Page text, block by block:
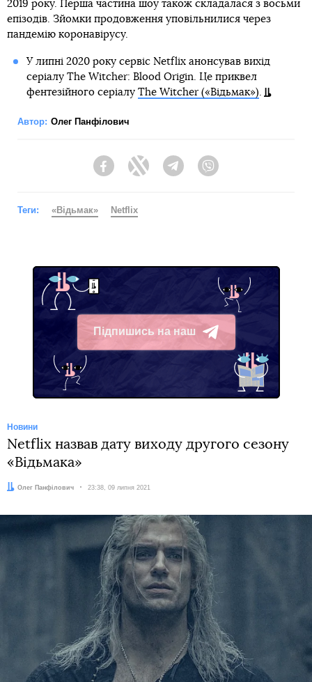
2019 року. Перша частина шоу також складалася з восьми
епізодів. Зйомки продовження уповільнилися через
пандемію коронавірусу.
У липні 2020 року сервіс Netflix анонсував вихід
серіалу The Witcher: Blood Origin. Це приквел
фентезійного серіалу The Witcher («Відьмак»)
Автор: Олег Панфілович
FacebookTwitter Telegram
Теги: «Відьмак» Netflix
Підпишись на наш
Telegram
Новини
Netflix назвав дату виходу другого сезону
«Відьмака»
Автор:
Олег Панфілович Дата:
23:38, 09 липня 2021